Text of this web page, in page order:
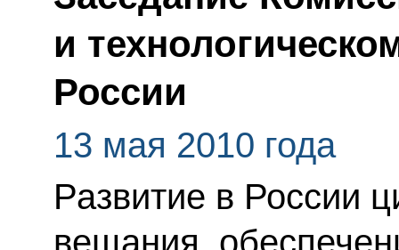
и
России
13 мая 2010 года
Развитие в России
вещания,